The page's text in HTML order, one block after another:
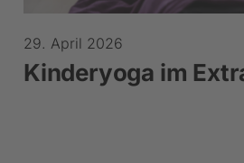
29. April 2026
Kinderyoga im